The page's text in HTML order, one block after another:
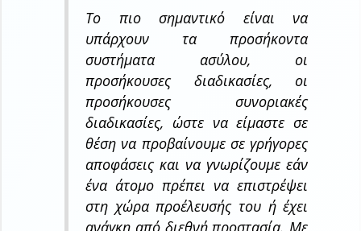
Το πιο σημαντικό είναι να
υπάρχουν τα προσήκοντα
συστήματα ασύλου, οι
προσήκουσες διαδικασίες, οι
προσήκουσες συνοριακές
διαδικασίες, ώστε να είμαστε σε
θέση να προβαίνουμε σε γρήγορες
αποφάσεις και να γνωρίζουμε εάν
ένα άτομο πρέπει να επιστρέψει
στη χώρα προέλευσής του ή έχει